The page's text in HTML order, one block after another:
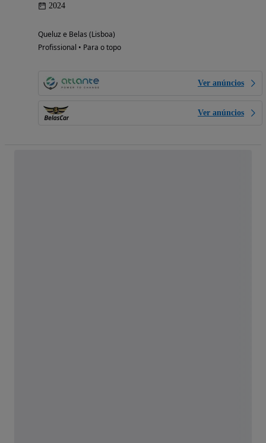
2024
Queluz e Belas (Lisboa)
Profissional • Para o topo
Ver anúncios
Ver anúncios